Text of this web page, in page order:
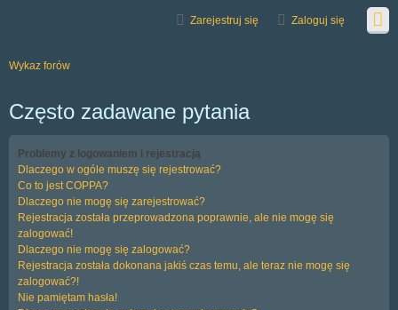
Zaloguj się
Zarejestruj się
Wykaz forów
Często zadawane pytania
Problemy z logowaniem i rejestracją
Dlaczego w ogóle muszę się rejestrować?
Co to jest COPPA?
Dlaczego nie mogę się zarejestrować?
Rejestracja została przeprowadzona poprawnie, ale nie mogę się
zalogować!
Dlaczego nie mogę się zalogować?
Rejestracja została dokonana jakiś czas temu, ale teraz nie mogę się
zalogować?!
Nie pamiętam hasła!